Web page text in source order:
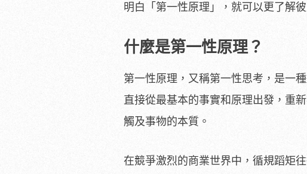
明白「第一性原理」，就可以更了解
什麼是第一性原理？
第一性原理，又稱第一性思考，是一
直接從最基本的事實和原理出發，重
觸及事物的本質。
在競爭激烈的商業世界中，循規蹈矩